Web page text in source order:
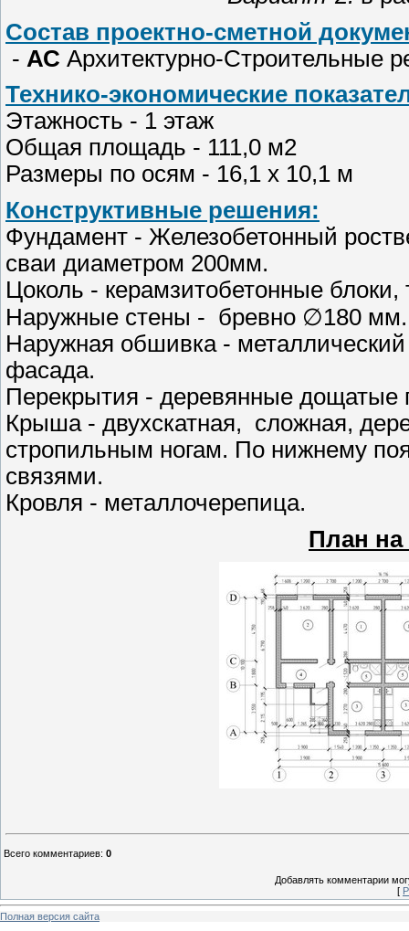
Состав проектно-сметной
- АС Архитектурно-Строительные
Технико-экономические
Этажность - 1 этаж
Общая площадь - 111,0 м2
Размеры по осям - 16,1 х 10,1 м
Конструктивные решения:
Фундамент - Железобетонный
сваи диаметром 200мм.
Цоколь - керамзитобетонные
Наружные стены - бревно ∅180 мм.
Наружная обшивка -
фасада.
Перекрытия - деревянные дощатые
Крыша - двухскатная, сложная,
стропильным ногам. По нижнему
связями.
Кровля - металлочерепица.
План на
Всего комментариев: 0
Добавлять комментарии
[
Полная версия сайта